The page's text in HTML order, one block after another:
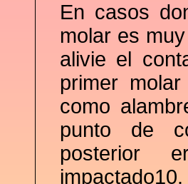
En casos
molar es
alivie el
primer
como
punto de
posterior